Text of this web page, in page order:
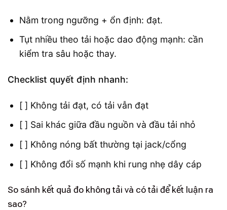
Nằm trong ngưỡng + ổn định: đạt.
Tụt nhiều theo tải hoặc dao động mạnh: cần
kiểm tra sâu hoặc thay.
Checklist quyết định nhanh:
[ ] Không tải đạt, có tải vẫn đạt
[ ] Sai khác giữa đầu nguồn và đầu tải nhỏ
[ ] Không nóng bất thường tại jack/cổng
[ ] Không đổi số mạnh khi rung nhẹ dây cáp
So sánh kết quả đo không tải và có tải để kết luận ra
sao?